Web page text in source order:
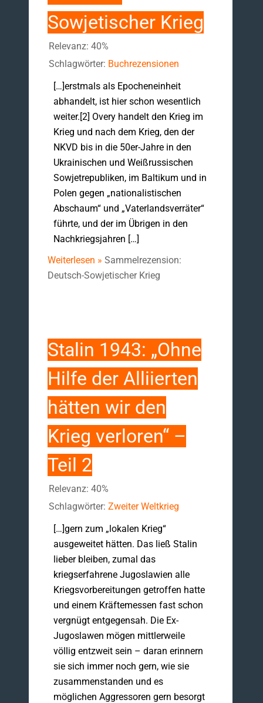
Sowjetischer Krieg
Relevanz: 40%
Schlagwörter: Buchrezensionen
[…]erstmals als Epocheneinheit
abhandelt, ist hier schon wesentlich
weiter.[2] Overy handelt den Krieg im
Krieg und nach dem Krieg, den der
NKVD bis in die 50er-Jahre in den
Ukrainischen und Weißrussischen
Sowjetrepubliken, im Baltikum und in
Polen gegen „nationalistischen
Abschaum“ und „Vaterlandsverräter“
führte, und der im Übrigen in den
Nachkriegsjahren […]
Weiterlesen » Sammelrezension:
Deutsch-Sowjetischer Krieg
Stalin 1943: „Ohne
Hilfe der Alliierten
hätten wir den
Krieg verloren“ –
Teil 2
Relevanz: 40%
Schlagwörter: Zweiter Weltkrieg
[…]gern zum „lokalen Krieg“
ausgeweitet hätten. Das ließ Stalin
lieber bleiben, zumal das
kriegserfahrene Jugoslawien alle
Kriegsvorbereitungen getroffen hatte
und einem Kräftemessen fast schon
vergnügt entgegensah. Die Ex-
Jugoslawen mögen mittlerweile
völlig entzweit sein – daran erinnern
sie sich immer noch gern, wie sie
zusammenstanden und es
möglichen Aggressoren gern besorgt